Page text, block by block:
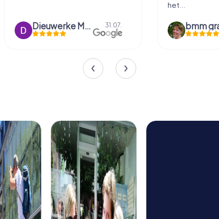
Dieuwerke Meerlo 31.07.
het...